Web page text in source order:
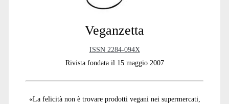
Veganzetta
ISSN 2284-094X
Rivista fondata il 15 maggio 2007
«La felicità non è trovare prodotti vegani nei supermercati,